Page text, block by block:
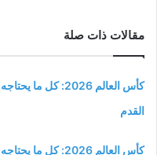
مقالات ذات صلة
كأس العالم 2026:
القدم
كأس العالم 2026: